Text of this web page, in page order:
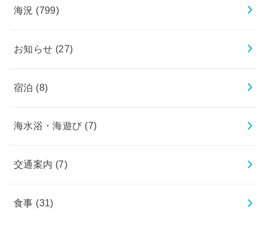
海況 (799)
お知らせ (27)
宿泊 (8)
海水浴・海遊び (7)
交通案内 (7)
食事 (31)